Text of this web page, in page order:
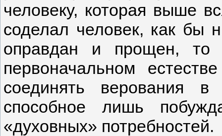
человеку, которая выше
соделал человек, как бы
оправдан и прощен, то
первоначальном
соединять верования
способное лишь
«духовных» потребностей.